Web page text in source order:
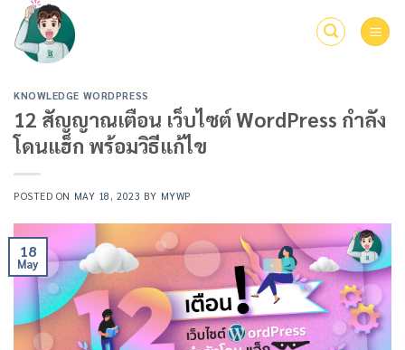
Skip
content
KNOWLEDGE WORDPRESS
12 สัญญาณเตือน เว็บไซต์ WordPress กำลัง
โดนแฮ็ก พร้อมวิธีแก้ไข
POSTED ON MAY 18, 2023 BY MYWP
18
May